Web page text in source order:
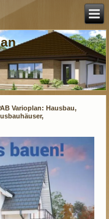
Varioplan: Hausbau,